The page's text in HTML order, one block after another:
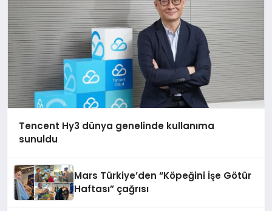
Tencent Hy3 dünya genelinde kullanıma
sunuldu
Mars Türkiye’den “Köpeğini İşe Götür
Haftası” çağrısı